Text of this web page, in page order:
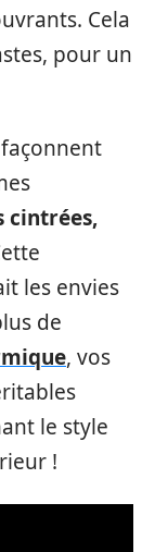
Cela
pour un
façonnent
cintrées,
les envies
de
, vos
le style
!